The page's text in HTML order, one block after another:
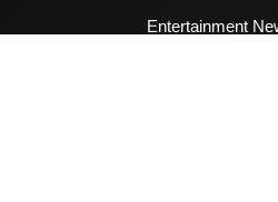
Entertainment